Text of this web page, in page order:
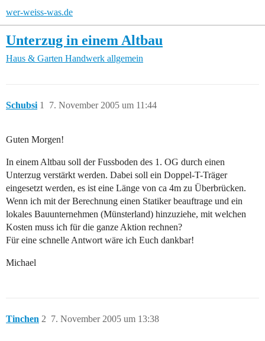
wer-weiss-was.de
Unterzug in einem Altbau
Haus & Garten Handwerk allgemein
Schubsi 7. November 2005 um 11:44
1
Guten Morgen!
In einem Altbau soll der Fussboden des 1. OG durch einen
Unterzug verstärkt werden. Dabei soll ein Doppel-T-Träger
eingesetzt werden, es ist eine Länge von ca 4m zu Überbrücken.
Wenn ich mit der Berechnung einen Statiker beauftrage und ein
lokales Bauunternehmen (Münsterland) hinzuziehe, mit welchen
Kosten muss ich für die ganze Aktion rechnen?
Für eine schnelle Antwort wäre ich Euch dankbar!
Michael
Tinchen 7. November 2005 um 13:38
2